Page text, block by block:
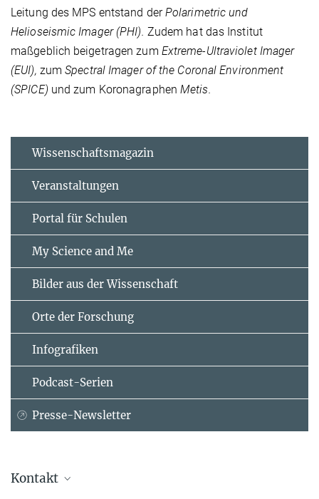
Leitung des MPS entstand derPolarimetric und
Helioseismic Imager (PHI). Zudem hat das Institut
maßgeblich beigetragen zum Extreme-Ultraviolet Imager
(EUI), zumSpectral Imager of the Coronal Environment
(SPICE) und zum KoronagraphenMetis.
Wissenschaftsmagazin
Veranstaltungen
Portal für Schulen
My Science and Me
Bilder aus der Wissenschaft
Orte der Forschung
Infografiken
Podcast-Serien
Presse-Newsletter
Kontakt